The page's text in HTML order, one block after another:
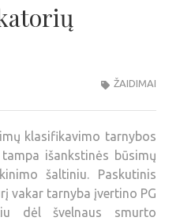
ŽAIDIMAI
klasifikavimo tarnybos
išankstinės būsimų
šaltiniu. Paskutinis
vakar tarnyba įvertino PG
dėl švelnaus smurto